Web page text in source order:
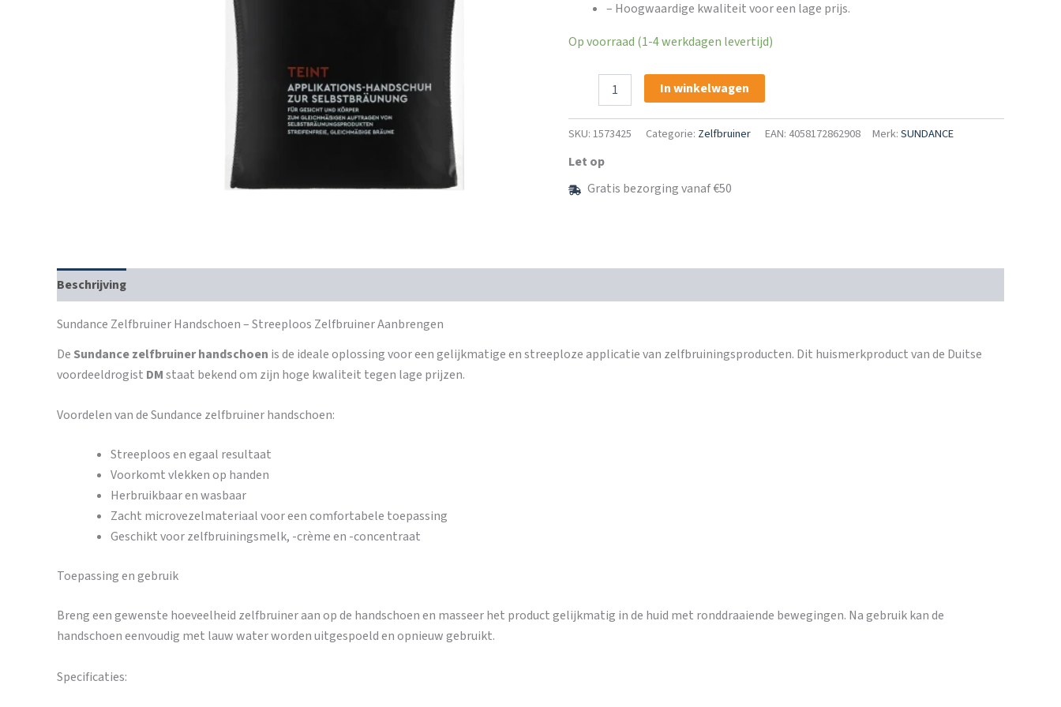
– Hoogwaardige kwaliteit voor een lage prijs.
Op voorraad (1-4 werkdagen levertijd)
Zelfbruiner
–
Aanbrengen
In winkelwagen
SKU:1573425 Categorie: Zelfbruiner EAN: 4058172862908 Merk:SUNDANCE
Let op
Gratis bezorging vanaf €50
Beschrijving
Sundance Zelfbruiner Handschoen – Streeploos Zelfbruiner Aanbrengen
De Sundance zelfbruiner handschoen is de ideale oplossing voor een gelijkmatige en streeploze applicatie van zelfbruiningsproducten. Dit huismerkproduct van de Duitse
voordeeldrogist DMstaat bekend om zijn hoge kwaliteit tegen lage prijzen.
Voordelen van de Sundance zelfbruiner handschoen:
Streeploos en egaal resultaat
Voorkomt vlekken op handen
Herbruikbaar en wasbaar
Zacht microvezelmateriaal voor een comfortabele toepassing
Geschikt voor zelfbruiningsmelk, -crème en -concentraat
Toepassing en gebruik
Breng een gewenste hoeveelheid zelfbruiner aan op de handschoen en masseer het product gelijkmatig in de huid met ronddraaiende bewegingen. Na gebruik kan de
handschoen eenvoudig met lauw water worden uitgespoeld en opnieuw gebruikt.
Specificaties: